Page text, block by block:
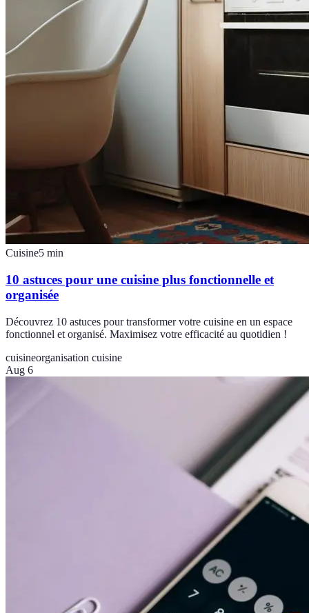
Cuisine5 min
10 astuces pour une cuisine plus fonctionnelle et
organisée
Découvrez 10 astuces pour transformer votre cuisine en un espace
fonctionnel et organisé. Maximisez votre efficacité au quotidien !
cuisineorganisation cuisine
Aug 6